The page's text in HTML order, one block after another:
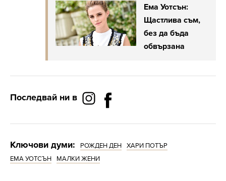
Ема Уотсън:
Щастлива съм,
без да бъда
обвързана
Последвай ни в
Ключови думи: РОЖДЕН ДЕН
ХАРИ ПОТЪР
ЕМА УОТСЪН
МАЛКИ ЖЕНИ